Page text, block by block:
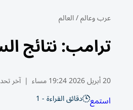
عرب وعالم/العالم
ترامب: نتائج
20 أبريل 2026 19:24 مساء | آخر
استمع دقائق القراءة - 1